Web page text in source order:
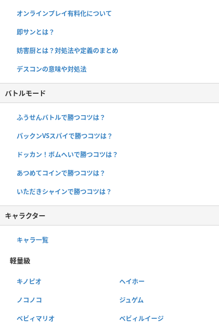
オンラインプレイ有料化について
即サンとは？
妨害厨とは？対処法や定義のまとめ
デスコンの意味や対処法
バトルモード
ふうせんバトルで勝つコツは？
パックンVSスパイで勝つコツは？
ドッカン！ボムへいで勝つコツは？
あつめてコインで勝つコツは？
いただきシャインで勝つコツは？
キャラクター
キャラ一覧
軽量級
キノピオ ヘイホー
ノコノコ ジュゲム
ベビィマリオ ベビィルイージ